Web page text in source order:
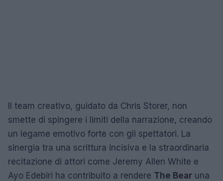
Il team creativo, guidato da Chris Storer, non
smette di spingere i limiti della narrazione, creando
un legame emotivo forte con gli spettatori. La
sinergia tra una scrittura incisiva e la straordinaria
recitazione di attori come Jeremy Allen White e
Ayo Edebiri ha contribuito a rendere The Bear una